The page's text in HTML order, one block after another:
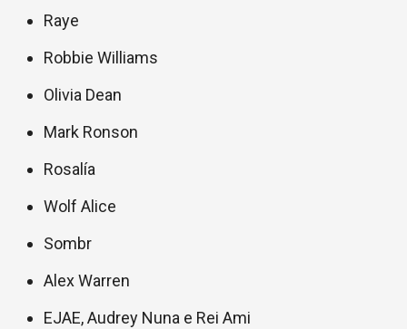
Raye
Robbie Williams
Olivia Dean
Mark Ronson
Rosalía
Wolf Alice
Sombr
Alex Warren
EJAE, Audrey Nuna e Rei Ami